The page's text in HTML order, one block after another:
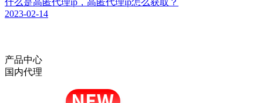
什么是高匿代理ip，高匿代理ip怎么获取？
2023-02-14
产品中心
国内代理